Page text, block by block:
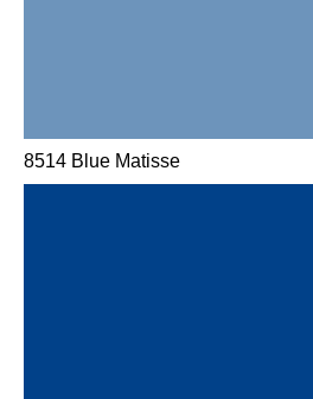
8514 Blue Matisse